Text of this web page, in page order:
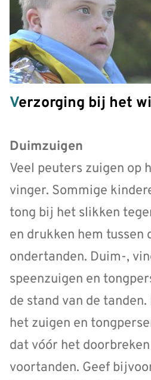
Verzorging bij het
Duimzuigen
Veel peuters zuigen op
vinger. Sommige
tong bij het slikken
en drukken hem tussen
ondertanden. Duim-,
speenzuigen en
de stand van de
het zuigen en
dat vóór het
voortanden. Geef